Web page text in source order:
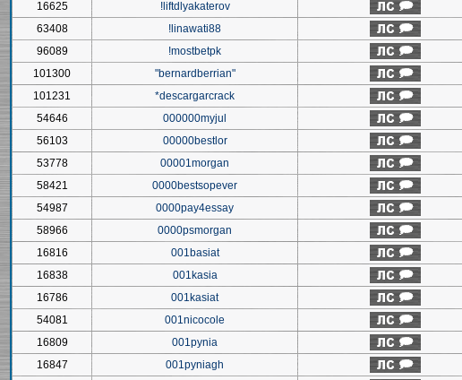
16625
!liftdlyakaterov
63408
!linawati88
96089
!mostbetpk
101300
"bernardberrian"
101231
*descargarcrack
54646
000000myjul
56103
00000bestlor
53778
00001morgan
58421
0000bestsopever
54987
0000pay4essay
58966
0000psmorgan
16816
001basiat
16838
001kasia
16786
001kasiat
54081
001nicocole
16809
001pynia
16847
001pyniagh